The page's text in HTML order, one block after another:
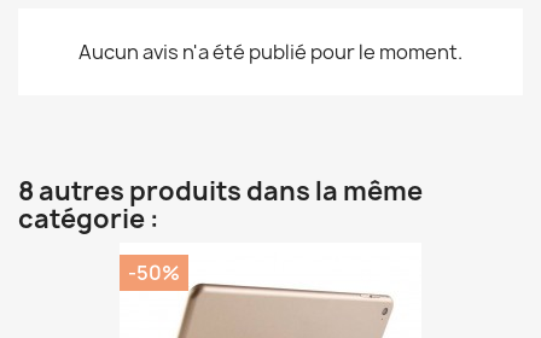
Aucun avis n'a été publié pour le moment.
8 autres produits dans la même
catégorie :
-50%